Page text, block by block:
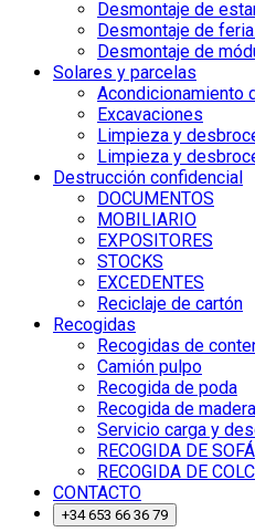
Desmontaje de
Desmontaje de
Desmontaje de
Solares y parcelas
Acondicionamiento
Excavaciones
Limpieza y
Limpieza y
Destrucción confidencial
DOCUMENTOS
MOBILIARIO
EXPOSITORES
STOCKS
EXCEDENTES
Reciclaje de cartón
Recogidas
Recogidas de
Camión pulpo
Recogida de poda
Recogida de madera
Servicio carga y
RECOGIDA DE
RECOGIDA DE
CONTACTO
+34 653 66 36 79